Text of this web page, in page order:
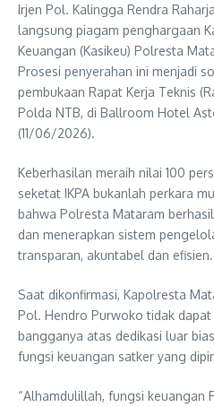
Irjen Pol. Kalingga Rendra
langsung piagam penghargaan
Keuangan (Kasikeu) Polresta
Prosesi penyerahan ini menjadi
pembukaan Rapat Kerja Teknis
Polda NTB, di Ballroom Hotel
(11/06/2026).
Keberhasilan meraih nilai 100
seketat IKPA bukanlah perkara
bahwa Polresta Mataram
dan menerapkan sistem
transparan, akuntabel dan efisien.
Saat dikonfirmasi, Kapolresta
Pol. Hendro Purwoko tidak dapat
bangganya atas dedikasi luar
fungsi keuangan satker yang
“Alhamdulillah, fungsi keuangan